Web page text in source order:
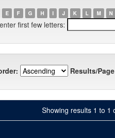
E F G H I J K L M N
first few letters:
Results/Page
Showing results 1 to 1